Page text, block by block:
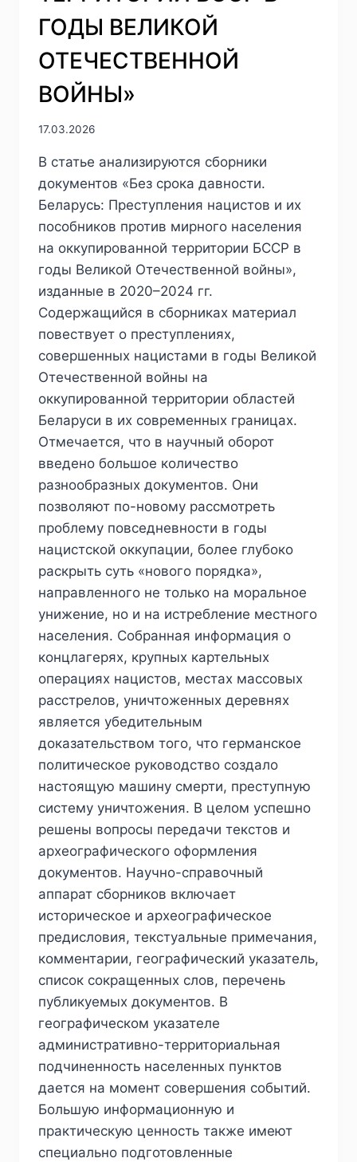
ГОДЫ ВЕЛИКОЙ
ОТЕЧЕСТВЕННОЙ
ВОЙНЫ»
17.03.2026
В статье анализируются сборники
документов «Без срока давности.
Беларусь: Преступления нацистов и их
пособников против мирного населения
на оккупированной территории БССР в
годы Великой Отечественной войны»,
изданные в 2020–2024 гг.
Cодержащийся в сборниках материал
повествует о преступлениях,
совершенных нацистами в годы Великой
Отечественной войны на
оккупированной территории областей
Беларуси в их современных границах.
Отмечается, что в научный оборот
введено большое количество
разнообразных документов. Они
позволяют по-новому рассмотреть
проблему повседневности в годы
нацистской оккупации, более глубоко
раскрыть суть «нового порядка»,
направленного не только на моральное
унижение, но и на истребление местного
населения. Собранная информация о
концлагерях, крупных картельных
операциях нацистов, местах массовых
расстрелов, уничтоженных деревнях
является убедительным
доказательством того, что германское
политическое руководство создало
настоящую машину смерти, преступную
систему уничтожения. В целом успешно
решены вопросы передачи текстов и
археографического оформления
документов. Научно-справочный
аппарат сборников включает
историческое и археографическое
предисловия, текстуальные примечания,
комментарии, географический указатель,
список сокращенных слов, перечень
публикуемых документов. В
географическом указателе
административно-территориальная
подчиненность населенных пунктов
дается на момент совершения событий.
Большую информационную и
практическую ценность также имеют
специально подготовленные